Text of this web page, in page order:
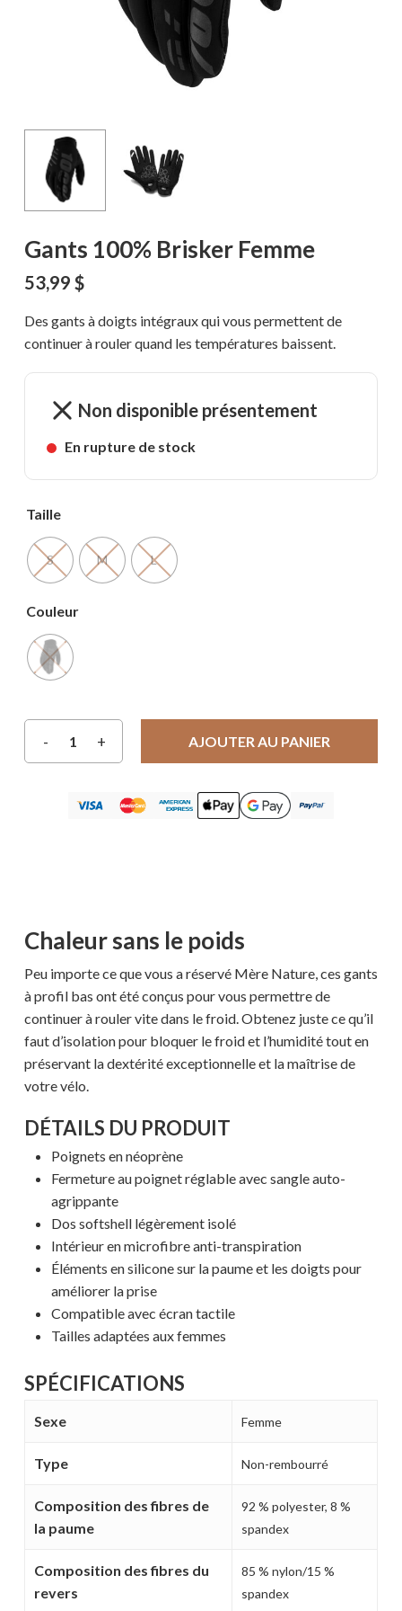
Gants 100% Brisker Femme
53,99 $
Des gants à doigts intégraux qui vous permettent de
continuer à rouler quand les températures baissent.
Non disponible présentement
En rupture de stock
Taille
S M L
Couleur
AJOUTER AU PANIER
Chaleur sans le poids
Peu importe ce que vous a réservé Mère Nature, ces gants
à profil bas ont été conçus pour vous permettre de
continuer à rouler vite dans le froid. Obtenez juste ce qu’il
faut d’isolation pour bloquer le froid et l’humidité tout en
préservant la dextérité exceptionnelle et la maîtrise de
votre vélo.
DÉTAILS DU PRODUIT
Poignets en néoprène
Fermeture au poignet réglable avec sangle auto-
agrippante
Dos softshell légèrement isolé
Intérieur en microfibre anti-transpiration
Éléments en silicone sur la paume et les doigts pour
améliorer la prise
Compatible avec écran tactile
Tailles adaptées aux femmes
SPÉCIFICATIONS
Sexe Femme
Type Non-rembourré
Composition des fibres de
la paume
92 % polyester, 8 %
spandex
Composition des fibres du
revers
85 % nylon/15 %
spandex